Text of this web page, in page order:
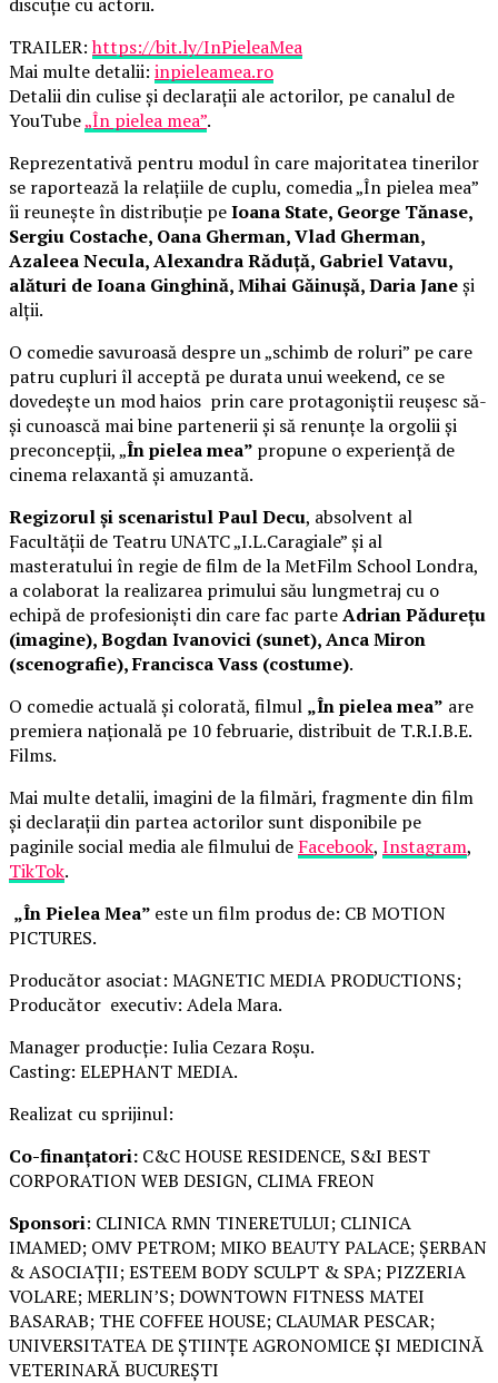
TRAILER:https://bit.ly/InPieleaMea
Mai multe detalii: inpieleamea.ro
Detalii din culise și declarații ale actorilor, pe canalul de
YouTube„În pielea mea”.
Reprezentativă pentru modul în care majoritatea tinerilor
se raportează la relațiile de cuplu, comedia „În pielea mea”
îi reunește în distribuție peIoana State, George Tănase,
Sergiu Costache, Oana Gherman, Vlad Gherman,
Azaleea Necula, Alexandra Răduță, Gabriel Vatavu,
alături de Ioana Ginghină, Mihai Găinușă, Daria Janeși
alții.
O comedie savuroasă despre un „schimb de roluri” pe care
patru cupluri îl acceptă pe durata unui weekend, ce se
dovedește un mod haios prin care protagoniștii reușesc să-
și cunoască mai bine partenerii și să renunțe la orgolii și
preconcepții, „În pielea mea” propune o experiență de
cinema relaxantă și amuzantă.
Regizorul și scenaristul Paul Decu, absolvent al
Facultății de Teatru UNATC „I.L.Caragiale” și al
masteratului în regie de film de la MetFilm School Londra,
a colaborat la realizarea primului său lungmetraj cu o
echipă de profesioniști din care fac parteAdrian Pădurețu
(imagine), Bogdan Ivanovici (sunet), Anca Miron
(scenografie), Francisca Vass (costume).
O comedie actuală și colorată, filmul „În pielea mea” are
premiera națională pe 10 februarie, distribuit de T.R.I.B.E.
Films.
Mai multe detalii, imagini de la filmări, fragmente din film
și declarații din partea actorilor sunt disponibile pe
paginile social media ale filmului de Facebook, Instagram,
TikTok.
„În Pielea Mea” este un film produs de: CB MOTION
PICTURES.
Producător asociat: MAGNETIC MEDIA PRODUCTIONS;
Producător executiv: Adela Mara.
Manager producție: Iulia Cezara Roșu.
Casting: ELEPHANT MEDIA.
Realizat cu sprijinul:
Co-finanțatori: C&C HOUSE RESIDENCE, S&I BEST
CORPORATION WEB DESIGN, CLIMA FREON
Sponsori: CLINICA RMN TINERETULUI; CLINICA
IMAMED; OMV PETROM; MIKO BEAUTY PALACE; ȘERBAN
& ASOCIAȚII; ESTEEM BODY SCULPT & SPA; PIZZERIA
VOLARE; MERLIN’S; DOWNTOWN FITNESS MATEI
BASARAB; THE COFFEE HOUSE; CLAUMAR PESCAR;
UNIVERSITATEA DE ȘTIINȚE AGRONOMICE ȘI MEDICINĂ
VETERINARĂ BUCUREȘTI